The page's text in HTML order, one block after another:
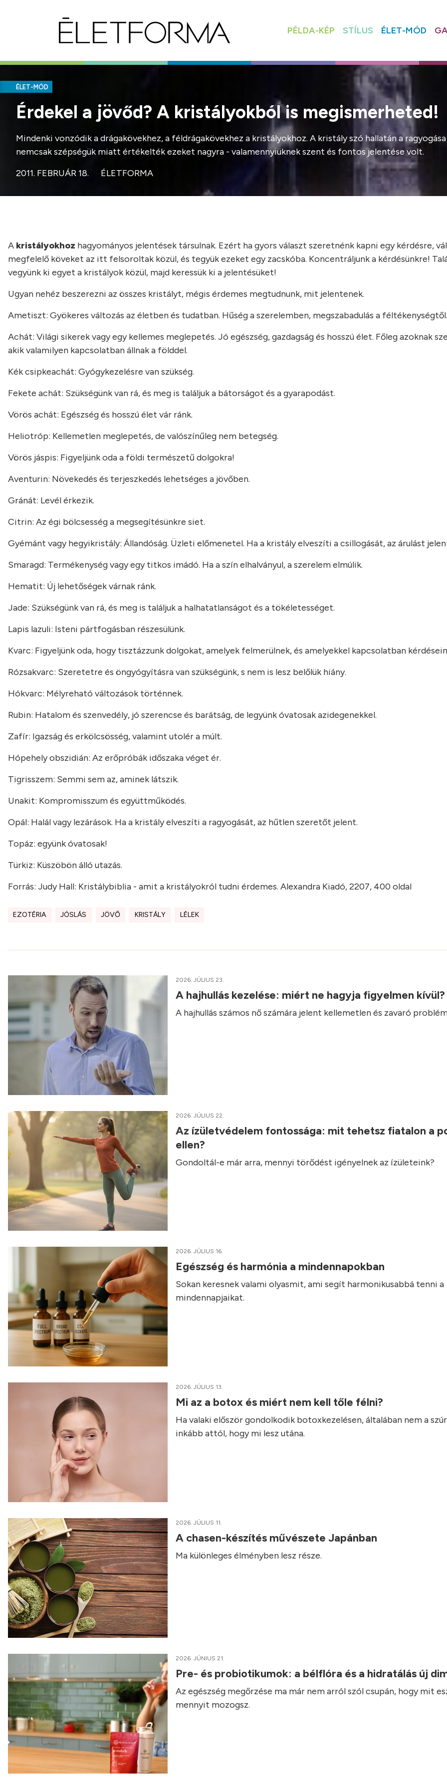
PÉLDA-KÉP STÍLUS ÉLET-MÓD
ÉLET-MÓD
Érdekel a jövőd? A kristályokból is megismerheted!
Mindenki vonzódik a drágakövekhez, a féldrágakövekhez a kristályokhoz. A kristály szó hallatán a
nemcsak szépségük miatt értékelték ezeket nagyra - valamennyiüknek szent és fontos jelentése volt.
2011. FEBRUÁR 18.
ÉLETFORMA
A kristályokhoz hagyományos jelentések társulnak. Ezért ha gyors választ szeretnénk kapni egy kérdésre,
megfelelő köveket az itt felsoroltak közül, és tegyük ezeket egy zacskóba. Koncentráljunk a kérdésünkre!
vegyünk ki egyet a kristályok közül, majd keressük ki a jelentésüket!
Ugyan nehéz beszerezni az összes kristályt, mégis érdemes megtudnunk, mit jelentenek.
Ametiszt: Gyökeres változás az életben és tudatban. Hűség a szerelemben, megszabadulás a féltékenységtől.
Achát: Világi sikerek vagy egy kellemes meglepetés. Jó egészség, gazdagság és hosszú élet. Főleg azoknak
akik valamilyen kapcsolatban állnak a földdel.
Kék csipkeachát: Gyógykezelésre van szükség.
Fekete achát: Szükségünk van rá, és meg is találjuk a bátorságot és a gyarapodást.
Vörös achát: Egészség és hosszú élet vár ránk.
Heliotróp: Kellemetlen meglepetés, de valószínűleg nem betegség.
Vörös jáspis: Figyeljünk oda a földi természetű dolgokra!
Aventurin: Növekedés és terjeszkedés lehetséges a jövőben.
Gránát: Levél érkezik.
Citrin: Az égi bölcsesség a megsegítésünkre siet.
Gyémánt vagy hegyikristály: Állandóság. Üzleti előmenetel. Ha a kristály elveszíti a csillogását, az árulást
Smaragd: Termékenység vagy egy titkos imádó. Ha a szín elhalványul, a szerelem elmúlik.
Hematit: Új lehetőségek várnak ránk.
Jade: Szükségünk van rá, és meg is találjuk a halhatatlanságot és a tökéletességet.
Lapis lazuli: Isteni pártfogásban részesülünk.
Kvarc: Figyeljünk oda, hogy tisztázzunk dolgokat, amelyek felmerülnek, és amelyekkel kapcsolatban
Rózsakvarc: Szeretetre és öngyógyításra van szükségünk, s nem is lesz belőlük hiány.
Hókvarc: Mélyreható változások történnek.
Rubin: Hatalom és szenvedély, jó szerencse és barátság, de legyünk óvatosak azidegenekkel.
Zafír: Igazság és erkölcsösség, valamint utolér a múlt.
Hópehely obszidián: Az erőpróbák időszaka véget ér.
Tigrisszem: Semmi sem az, aminek látszik.
Unakit: Kompromisszum és együttműködés.
Opál: Halál vagy lezárások. Ha a kristály elveszíti a ragyogását, az hűtlen szeretőt jelent.
Topáz: együnk óvatosak!
Türkiz: Küszöbön álló utazás.
Forrás: Judy Hall: Kristálybiblia - amit a kristályokról tudni érdemes. Alexandra Kiadó, 2207, 400 oldal
EZOTÉRIA JÓSLÁS JÖVŐ KRISTÁLY LÉLEK
2026. JÚLIUS 23.
A hajhullás kezelése: miért ne hagyja figyelmen kívül?
A hajhullás számos nő számára jelent kellemetlen és zavaró
2026. JÚLIUS 22.
Az ízületvédelem fontossága: mit tehetsz fiatalon a
ellen?
Gondoltál-e már arra, mennyi törődést igényelnek az ízületeink?
2026. JÚLIUS 16.
Egészség és harmónia a mindennapokban
Sokan keresnek valami olyasmit, ami segít harmonikusabbá tenni a
mindennapjaikat.
2026. JÚLIUS 13.
Mi az a botox és miért nem kell tőle félni?
Ha valaki először gondolkodik botoxkezelésen, általában nem a
inkább attól, hogy mi lesz utána.
2026. JÚLIUS 11.
A chasen-készítés művészete Japánban
Ma különleges élményben lesz része.
2026. JÚNIUS 21.
Pre- és probiotikumok: a bélflóra és a hidratálás új
Az egészség megőrzése ma már nem arról szól csupán, hogy mit
mennyit mozogsz.